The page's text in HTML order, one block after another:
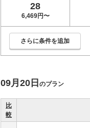
28
6,469円〜
さらに条件を追加
09月20日 のプラン
比
較